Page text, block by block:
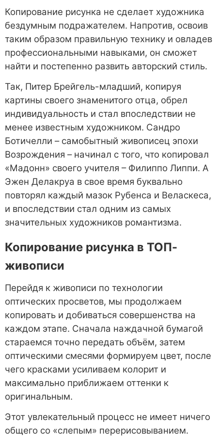
Копирование рисунка не сделает художника
бездумным подражателем. Напротив, освоив
таким образом правильную технику и овладев
профессиональными навыками, он сможет
найти и постепенно развить авторский стиль.
Так, Питер Брейгель-младший, копируя
картины своего знаменитого отца, обрел
индивидуальность и стал впоследствии не
менее известным художником. Сандро
Ботичелли – самобытный живописец эпохи
Возрождения – начинал с того, что копировал
«Мадонн» своего учителя – Филиппо Липпи. А
Эжен Делакруа в свое время буквально
повторял каждый мазок Рубенса и Веласкеса,
и впоследствии стал одним из самых
значительных художников романтизма.
Копирование рисунка в ТОП-
живописи
Перейдя к живописи по технологии
оптических просветов, мы продолжаем
копировать и добиваться совершенства на
каждом этапе. Сначала наждачной бумагой
стараемся точно передать объём, затем
оптическими смесями формируем цвет, после
чего красками усиливаем колорит и
максимально приближаем оттенки к
оригинальным.
Этот увлекательный процесс не имеет ничего
общего со «слепым» перерисовыванием.